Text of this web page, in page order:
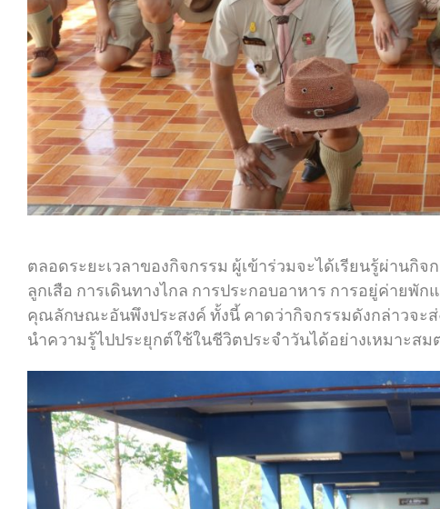
ตลอดระยะเวลาของกิจกรรม ผู้เข้าร่วมจะได้เรียนรู้ผ่านกิ
ลูกเสือ การเดินทางไกล การประกอบอาหาร การอยู่ค่ายพั
คุณลักษณะอันพึงประสงค์ ทั้งนี้ คาดว่ากิจกรรมดังกล่าวจะ
นำความรู้ไปประยุกต์ใช้ในชีวิตประจำวันได้อย่างเหมาะสม